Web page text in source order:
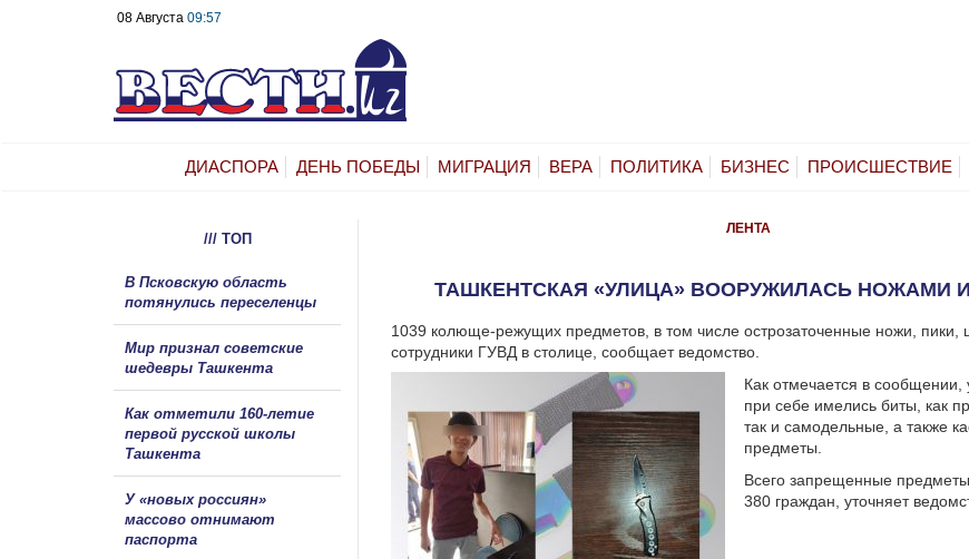
08 Августа 09:57
ДИАСПОРА ДЕНЬ ПОБЕДЫ МИГРАЦИЯ ВЕРА ПОЛИТИКА БИЗНЕС ПРОИСШЕСТВИЕ
ЛЕНТА
ТАШКЕНТСКАЯ «УЛИЦА» ВООРУЖИЛАСЬ НОЖАМИ
1039 колюще-режущих предметов, в том числе острозаточенные ножи, пики,
сотрудники ГУВД в столице, сообщает ведомство.
Как отмечается в сообщении,
при себе имелись биты, как
так и самодельные, а также
предметы.
Всего запрещенные
380 граждан, уточняет
/// ТОП
В Псковскую область
потянулись переселенцы
Мир признал советские
шедевры Ташкента
Как отметили 160-летие
первой русской школы
Ташкента
У «новых россиян»
массово отнимают
паспорта